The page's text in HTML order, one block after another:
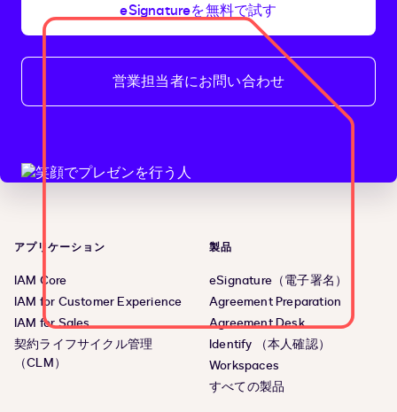
eSignatureを無料で試す
営業担当者にお問い合わせ
アプリケーション
IAM Core
IAM for Customer Experience
IAM for Sales
契約ライフサイクル管理
（CLM）
製品
eSignature（電子署名）
Agreement Preparation
Agreement Desk
Identify （本人確認）
Workspaces
すべての製品